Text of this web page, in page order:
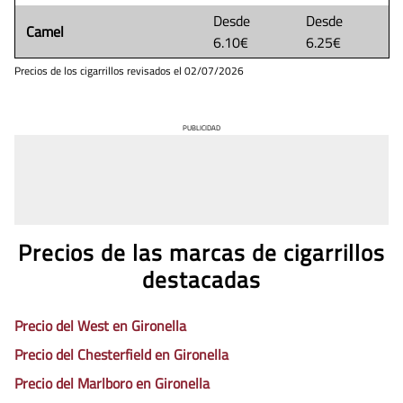
Camel
Desde
6.10€
Desde
6.25€
Precios de los cigarrillos revisados el 02/07/2026
PUBLICIDAD
Precios de las marcas de cigarrillos
destacadas
Precio del West en Gironella
Precio del Chesterfield en Gironella
Precio del Marlboro en Gironella